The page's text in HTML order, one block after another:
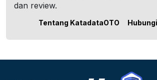
dan review.
Tentang KatadataOTO